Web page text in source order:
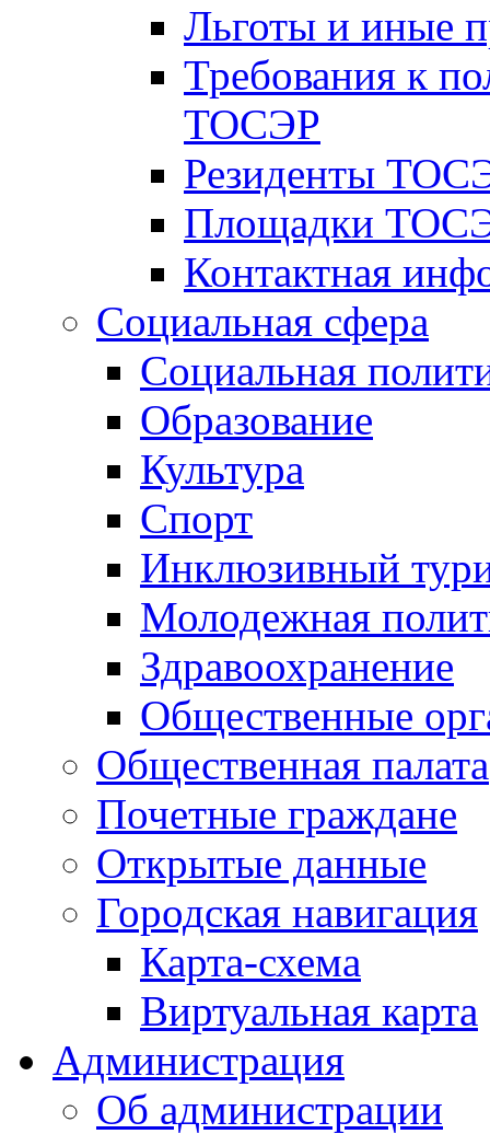
Льготы и иные
Требования к
ТОСЭР
Резиденты
Площадки
Контактная
Социальная сфера
Социальная
Образование
Культура
Спорт
Инклюзивный
Молодежная
Здравоохранение
Общественные
Общественная палата
Почетные граждане
Открытые данные
Городская навигация
Карта-схема
Виртуальная карта
Администрация
Об администрации